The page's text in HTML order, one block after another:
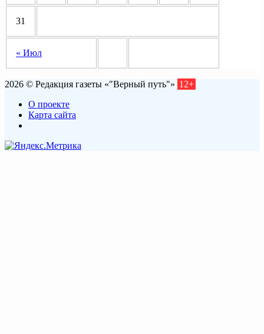
« Июл
31
2026 © Редакция газеты «"Верный путь"» 12+
О проекте
Карта сайта